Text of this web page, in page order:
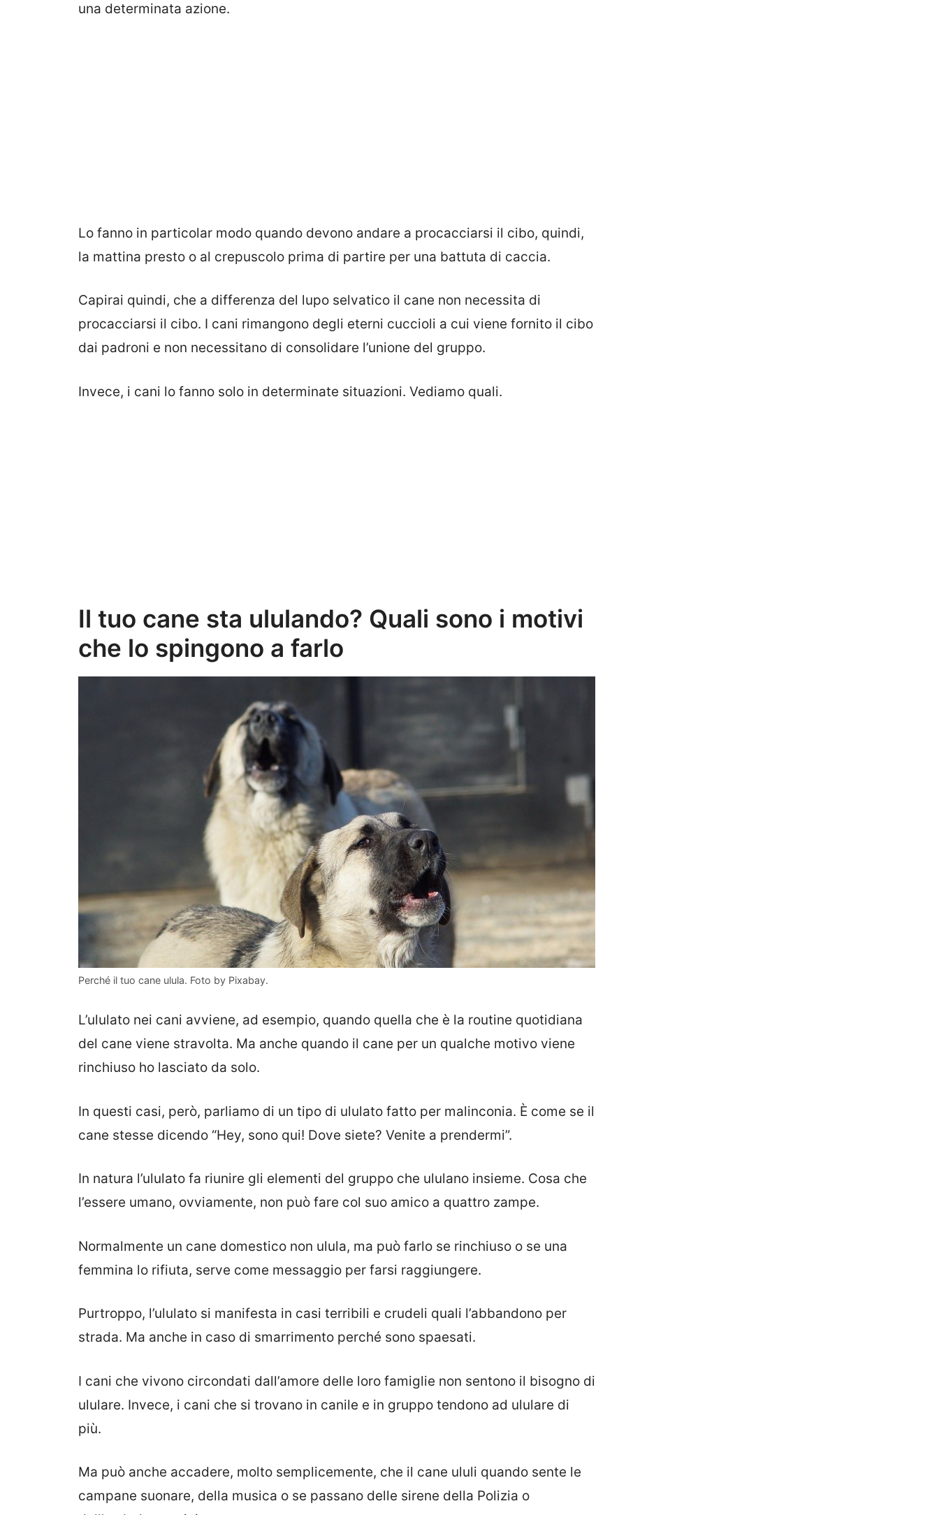
una determinata azione.
Lo fanno in particolar modo quando devono andare a procacciarsi il cibo, quindi,
la mattina presto o al crepuscolo prima di partire per una battuta di caccia.
Capirai quindi, che a differenza del lupo selvatico il cane non necessita di
procacciarsi il cibo. I cani rimangono degli eterni cuccioli a cui viene fornito il cibo
dai padroni e non necessitano di consolidare l’unione del gruppo.
Invece, i cani lo fanno solo in determinate situazioni. Vediamo quali.
Il tuo cane sta ululando? Quali sono i motivi
che lo spingono a farlo
Perché il tuo cane ulula. Foto by Pixabay.
L’ululato nei cani avviene, ad esempio, quando quella che è la routine quotidiana
del cane viene stravolta. Ma anche quando il cane per un qualche motivo viene
rinchiuso ho lasciato da solo.
In questi casi, però, parliamo di un tipo di ululato fatto per malinconia. È come se il
cane stesse dicendo “Hey, sono qui! Dove siete? Venite a prendermi”.
In natura l’ululato fa riunire gli elementi del gruppo che ululano insieme. Cosa che
l’essere umano, ovviamente, non può fare col suo amico a quattro zampe.
Normalmente un cane domestico non ulula, ma può farlo se rinchiuso o se una
femmina lo rifiuta, serve come messaggio per farsi raggiungere.
Purtroppo, l’ululato si manifesta in casi terribili e crudeli quali l’abbandono per
strada. Ma anche in caso di smarrimento perché sono spaesati.
I cani che vivono circondati dall’amore delle loro famiglie non sentono il bisogno di
ululare. Invece, i cani che si trovano in canile e in gruppo tendono ad ululare di
più.
Ma può anche accadere, molto semplicemente, che il cane ululi quando sente le
campane suonare, della musica o se passano delle sirene della Polizia o